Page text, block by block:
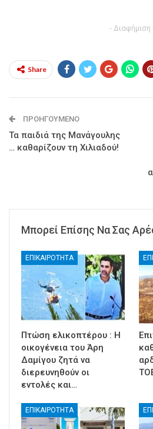
- Διαφήμιση
Share
ΠΡΟΗΓΟΎΜΕΝΟ
Τα παιδιά της Μανάγουλης
… καθαρίζουν τη Χιλιαδού!
Μπορεί Επίσης Να Σας
ΕΠΙΚΑΙΡΟΤΗΤΑ
Πτώση ελικοπτέρου : Η
οικογένεια του Άρη
Δαμίγου ζητά να
διερευνηθούν οι
εντολές και…
ΕΠΙΚΑΙΡΟΤΗΤΑ